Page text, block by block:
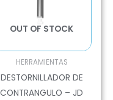
OUT OF STOCK
HERRAMIENTAS
DESTORNILLADOR DE
CONTRANGULO – JD